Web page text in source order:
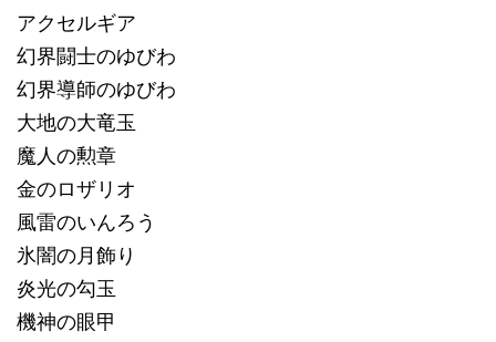
アクセルギア
幻界闘士のゆびわ
幻界導師のゆびわ
大地の大竜玉
魔人の勲章
金のロザリオ
風雷のいんろう
氷闇の月飾り
炎光の勾玉
機神の眼甲